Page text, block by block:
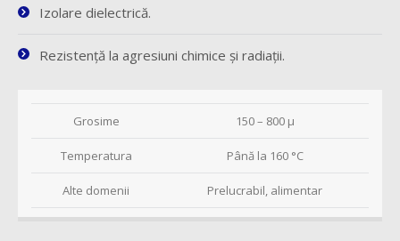
Izolare dielectrică.
Rezistenţă la agresiuni chimice şi radiaţii.
Grosime 150 – 800 µ
Temperatura Până la 160 °C
Alte domenii Prelucrabil, alimentar